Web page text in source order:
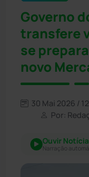
Governo
transfere
se
novo
30 Mai 2026 /
Por:
Ouvir Notícia
Narração